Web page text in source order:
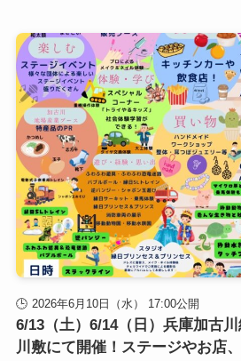
2026年6月10日（水） 17:00公開
6/13（土）6/14（日）兵庫加古
川敷にて開催！ステージやお店